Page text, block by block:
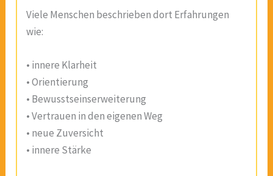
Viele Menschen beschrieben dort Erfahrungen
wie:
• innere Klarheit
• Orientierung
• Bewusstseinserweiterung
• Vertrauen in den eigenen Weg
• neue Zuversicht
• innere Stärke